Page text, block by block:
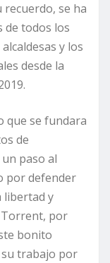
se ha
de todos los
y los
desde la
que se fundara
de
paso al
por defender
libertad y
Torrent, por
bonito
su trabajo por